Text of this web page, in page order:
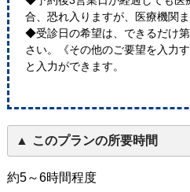
合、恐れ入りますが、医療機関
◆受診日の希望は、できるだけ
さい。《その他のご要望を入力
と入力ができます。
このプランの所要時間
約5～6時間程度